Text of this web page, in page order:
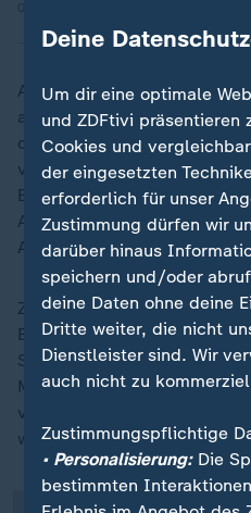
Am Montagabend hatte der
akuter Atemnot" berichtet.
die beiden jüngsten Anfälle
von Schleim in den
Bronchospasmus - eine
Atemwege, die bereits am
Atemkrise auslöste.
Zweimal hintereinander war
Bronchoskopie, also eine
Sekret abzusaugen. Dazu
Mund oder Nase eingeführt
vorgeschoben. "Der Heilige
wach, orientiert und
„
Deine
Um dir eine optimale
und ZDFtivi präsentieren
Cookies und
der eingesetzten
erforderlich für unser
Zustimmung dürfen wir
darüber hinaus
speichern und/oder
deine Daten ohne deine
Dritte weiter, die nicht
Dienstleister sind. Wir
auch nicht zu
Zustimmungspflichtige
• Personalisierung:Die
bestimmten